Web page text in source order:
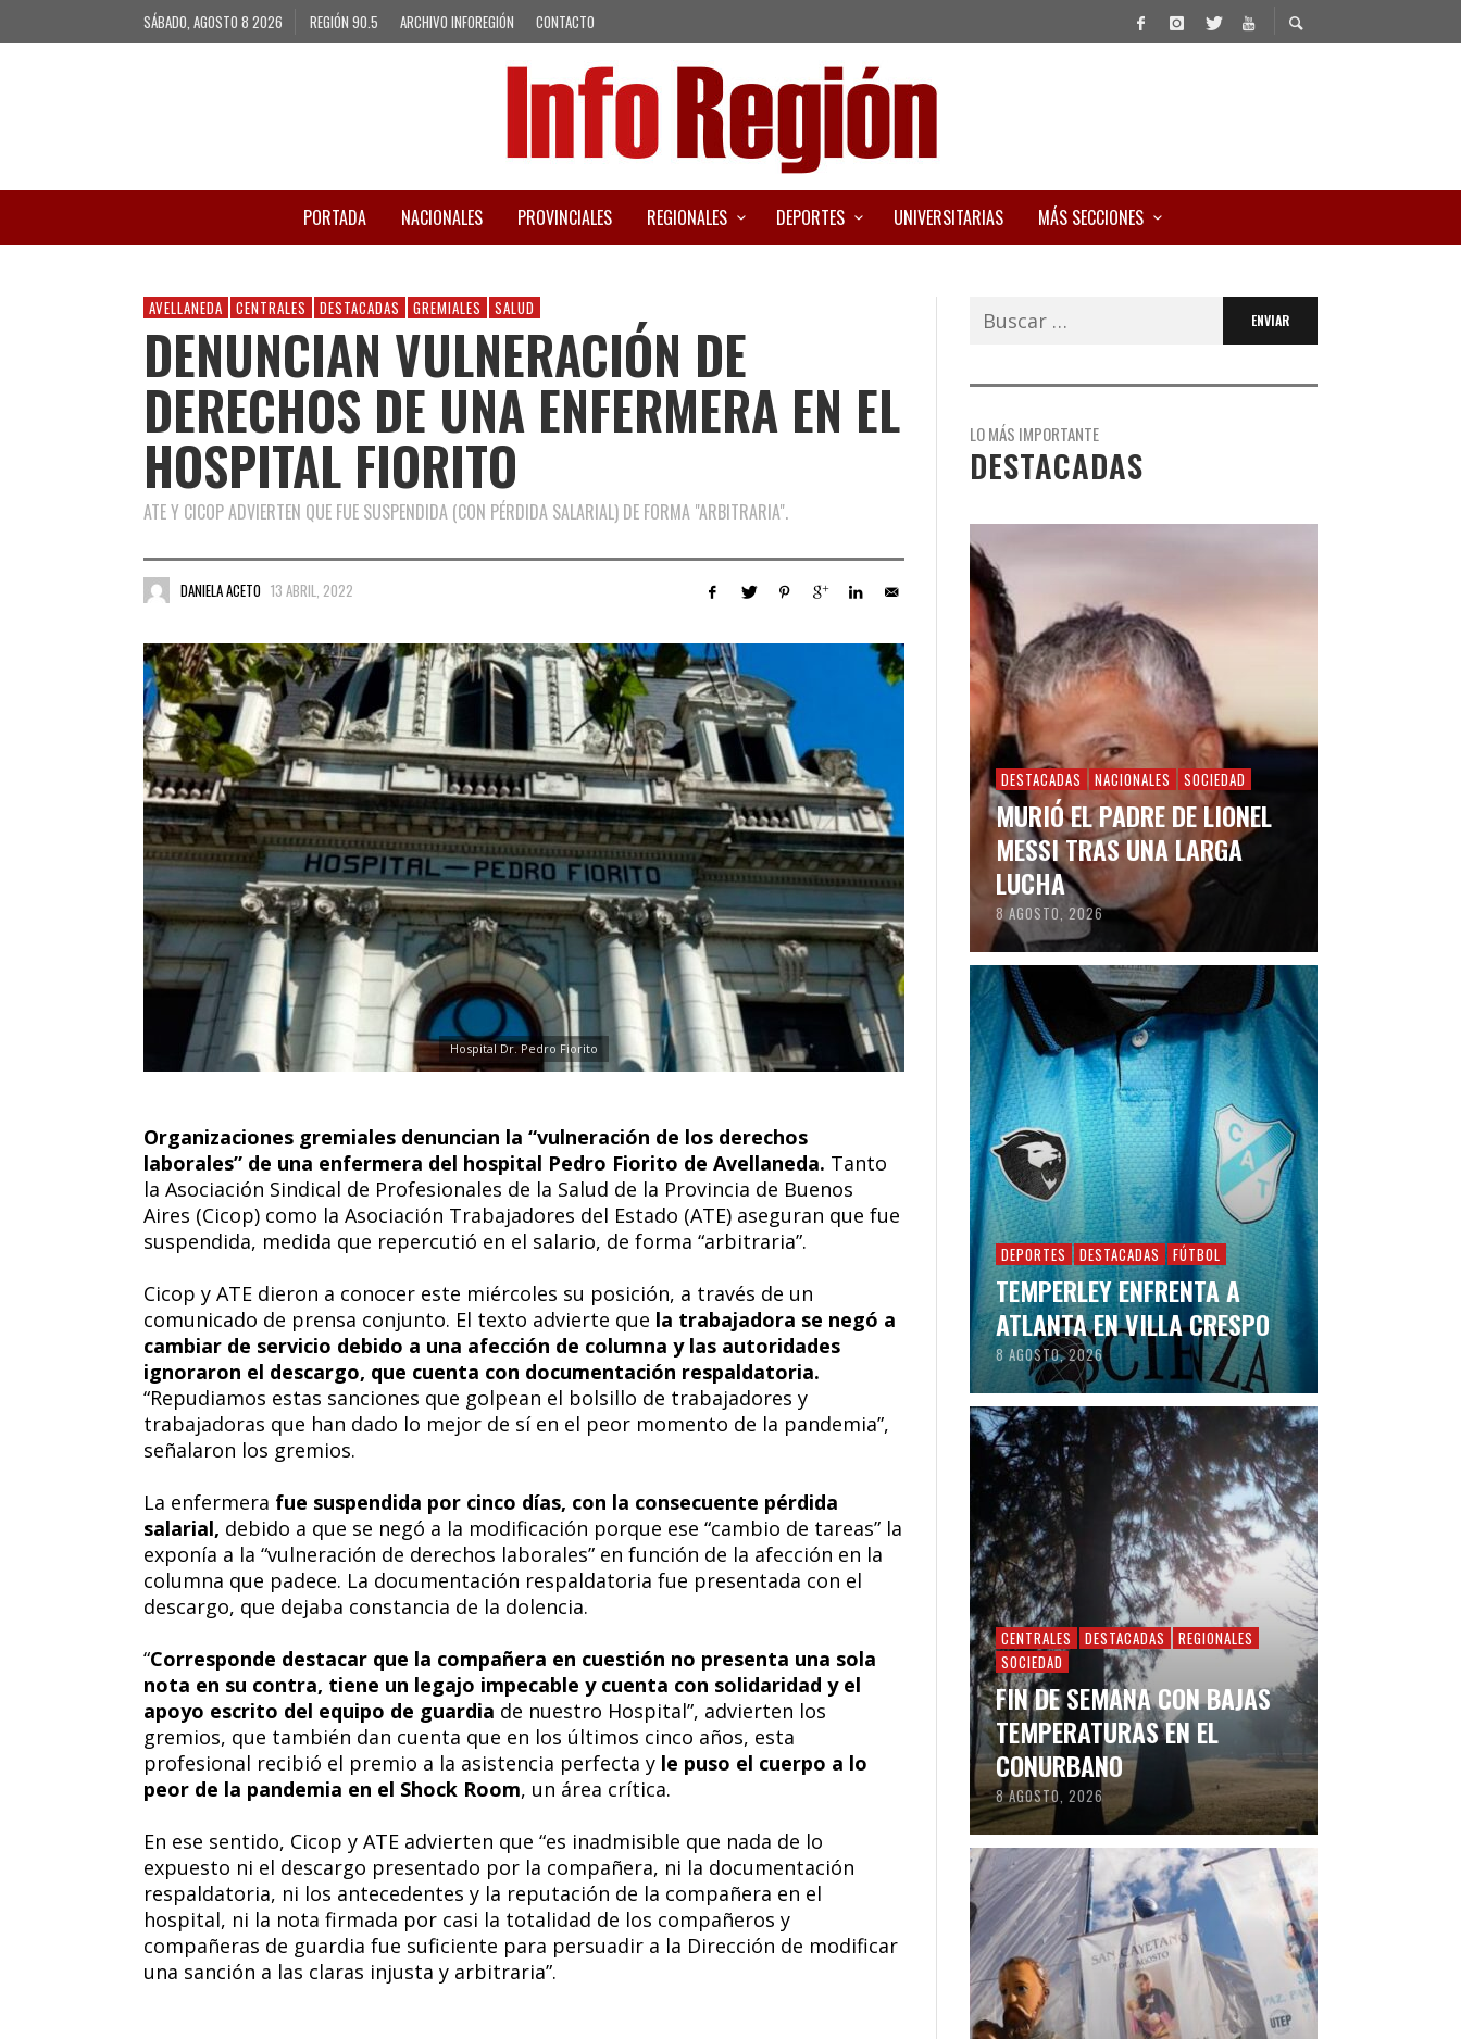
SÁBADO, AGOSTO 8 2026 REGIÓN 90.5 ARCHIVO INFOREGIÓN CONTACTO
PORTADA NACIONALES PROVINCIALES REGIONALES DEPORTES UNIVERSITARIAS MÁS SECCIONES
AVELLANEDA CENTRALES DESTACADAS GREMIALES SALUD
DENUNCIAN VULNERACIÓN DE
DERECHOS DE UNA ENFERMERA EN EL
HOSPITAL FIORITO
ATE Y CICOP ADVIERTEN QUE FUE SUSPENDIDA (CON PÉRDIDA SALARIAL) DE FORMA "ARBITRARIA".
DANIELA ACETO 13 ABRIL, 2022
Hospital Dr. Pedro Fiorito
Organizaciones gremiales denuncian la “vulneración de los derechos
laborales” de una enfermera del hospital Pedro Fiorito de Avellaneda. Tanto
la Asociación Sindical de Profesionales de la Salud de la Provincia de Buenos
Aires (Cicop) como la Asociación Trabajadores del Estado (ATE) aseguran que fue
suspendida, medida que repercutió en el salario, de forma “arbitraria”.
Cicop y ATE dieron a conocer este miércoles su posición, a través de un
comunicado de prensa conjunto. El texto advierte que la trabajadora se negó a
cambiar de servicio debido a una afección de columna y las autoridades
ignoraron el descargo, que cuenta con documentación respaldatoria.
“Repudiamos estas sanciones que golpean el bolsillo de trabajadores y
trabajadoras que han dado lo mejor de sí en el peor momento de la pandemia”,
señalaron los gremios.
La enfermera fue suspendida por cinco días, con la consecuente pérdida
salarial, debido a que se negó a la modificación porque ese “cambio de tareas” la
exponía a la “vulneración de derechos laborales” en función de la afección en la
columna que padece. La documentación respaldatoria fue presentada con el
descargo, que dejaba constancia de la dolencia.
“Corresponde destacar que la compañera en cuestión no presenta una sola
nota en su contra, tiene un legajo impecable y cuenta con solidaridad y el
apoyo escrito del equipo de guardia de nuestro Hospital”, advierten los
gremios, que también dan cuenta que en los últimos cinco años, esta
profesional recibió el premio a la asistencia perfecta y le puso el cuerpo a lo
peor de la pandemia en el Shock Room, un área crítica.
En ese sentido, Cicop y ATE advierten que “es inadmisible que nada de lo
expuesto ni el descargo presentado por la compañera, ni la documentación
respaldatoria, ni los antecedentes y la reputación de la compañera en el
hospital, ni la nota firmada por casi la totalidad de los compañeros y
compañeras de guardia fue suficiente para persuadir a la Dirección de modificar
una sanción a las claras injusta y arbitraria”.
Buscar:
LO MÁS IMPORTANTE
DESTACADAS
DESTACADAS NACIONALES SOCIEDAD
MURIÓ EL PADRE DE LIONEL
MESSI TRAS UNA LARGA
LUCHA
8 AGOSTO, 2026
DEPORTES DESTACADAS FÚTBOL
TEMPERLEY ENFRENTA A
ATLANTA EN VILLA CRESPO
8 AGOSTO, 2026
CENTRALES DESTACADAS
REGIONALES
SOCIEDAD
FIN DE SEMANA CON BAJAS
TEMPERATURAS EN EL
CONURBANO
8 AGOSTO, 2026